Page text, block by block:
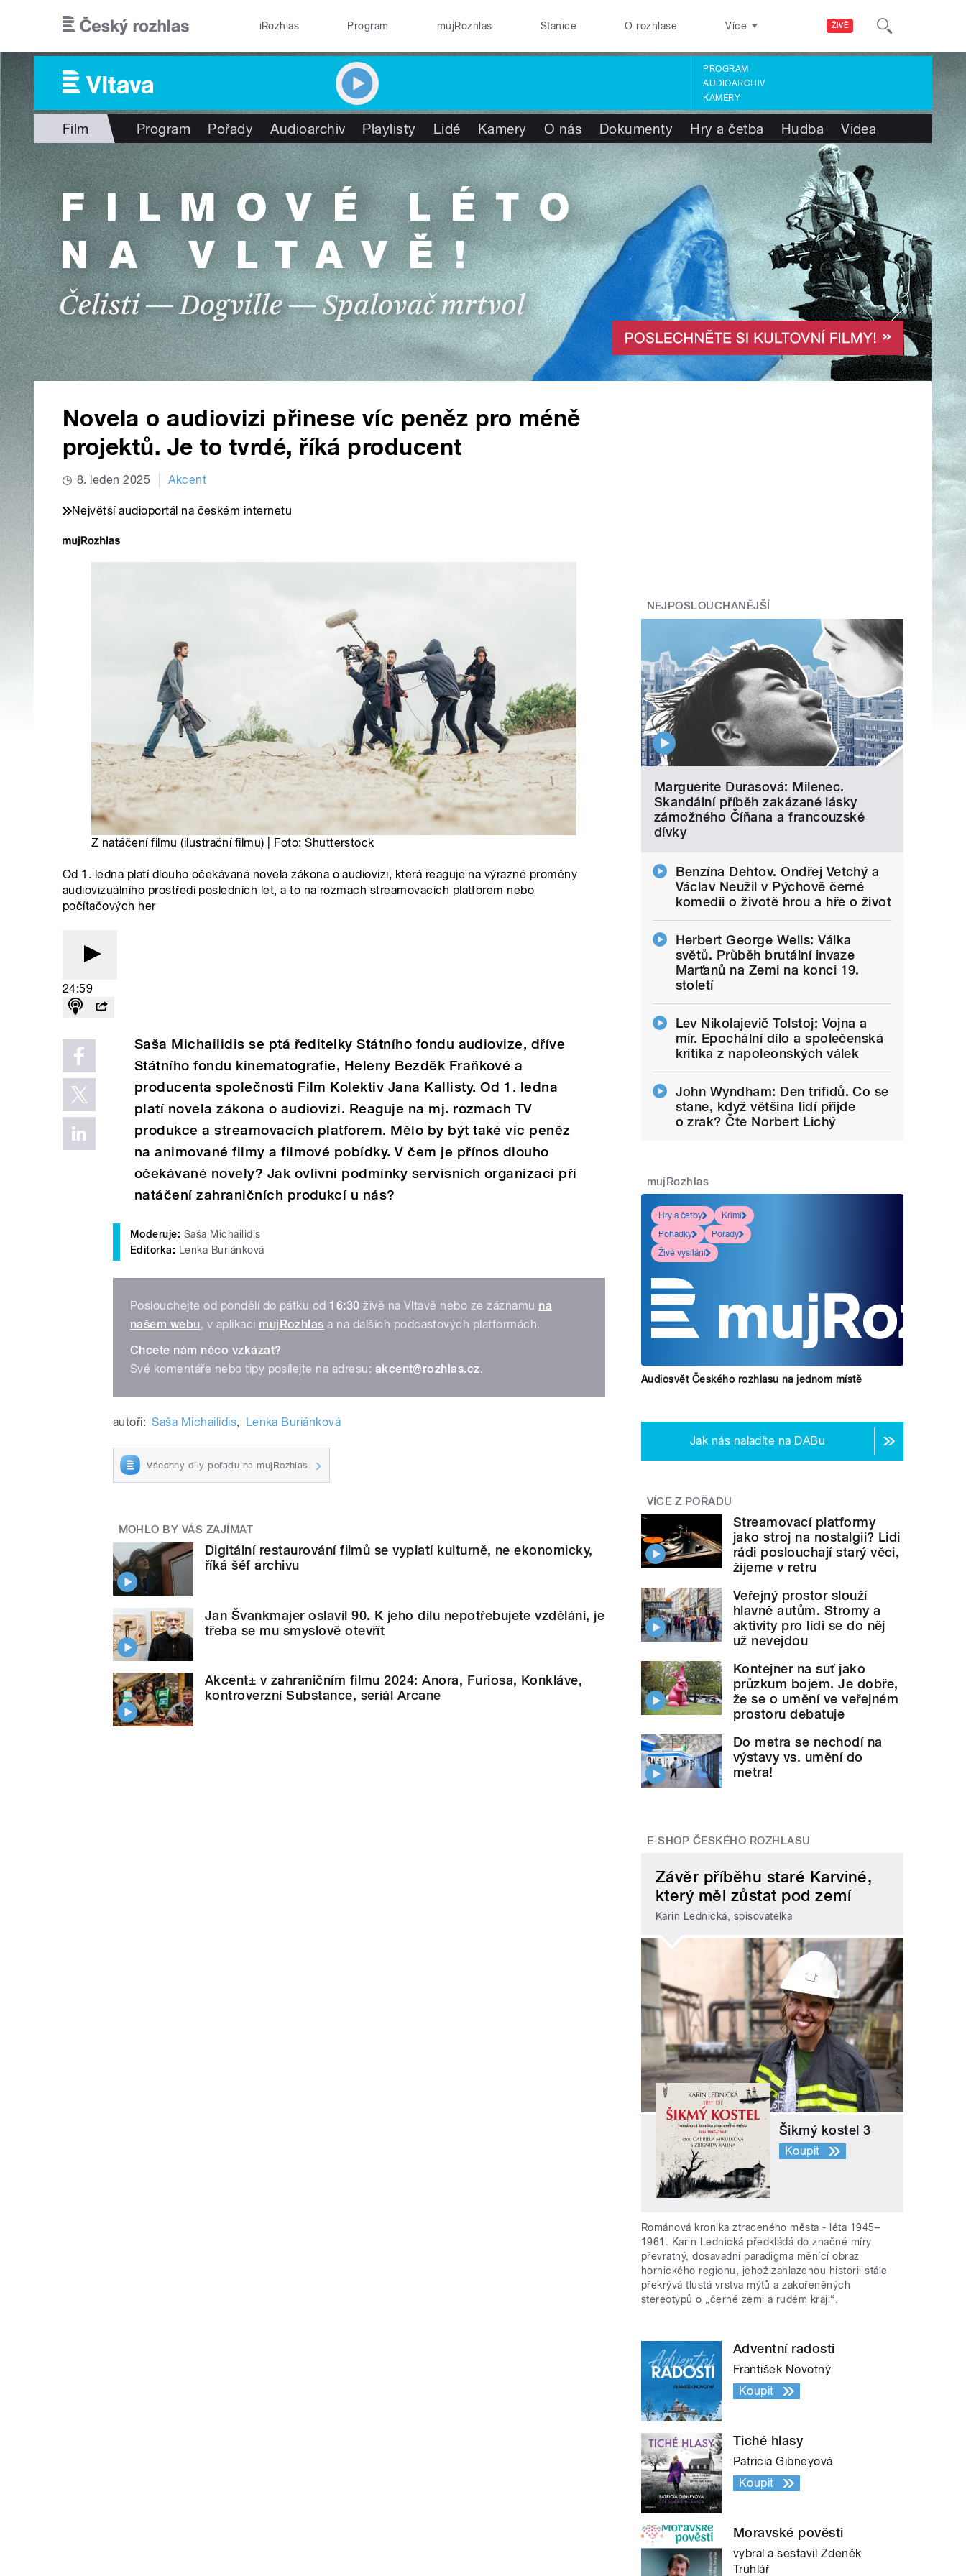
ŽIVĚ
iRozhlas Program mujRozhlas Stanice O rozhlase Více
PROGRAM
AUDIOARCHIV
KAMERY
Film Program Pořady Audioarchiv Playlisty Lidé Kamery O nás Dokumenty Hry a četba Hudba Videa
Novela o audiovizi přinese víc peněz pro méně
projektů. Je to tvrdé, říká producent
8. leden 2025 Akcent
Největší audioportál na českém internetu
Z natáčení filmu (ilustrační filmu) | Foto: Shutterstock
Od 1. ledna platí dlouho očekávaná novela zákona o audiovizi, která reaguje na výrazné proměny
audiovizuálního prostředí posledních let, a to na rozmach streamovacích platforem nebo
počítačových her
24:59
Saša Michailidis se ptá ředitelky Státního fondu audiovize, dříve
Státního fondu kinematografie, Heleny Bezděk Fraňkové a
producenta společnosti Film Kolektiv Jana Kallisty. Od 1. ledna
platí novela zákona o audiovizi. Reaguje na mj. rozmach TV
produkce a streamovacích platforem. Mělo by být také víc peněz
na animované filmy a filmové pobídky. V čem je přínos dlouho
očekávané novely? Jak ovlivní podmínky servisních organizací při
natáčení zahraničních produkcí u nás?
Moderuje: Saša Michailidis
Editorka: Lenka Buriánková
Poslouchejte od pondělí do pátku od 16:30 živě na Vltavě nebo ze záznamu na
našem webu, v aplikaci mujRozhlas a na dalších podcastových platformách.
Chcete nám něco vzkázat?
Své komentáře nebo tipy posílejte na adresu: akcent@rozhlas.cz.
autoři: Saša Michailidis, Lenka Buriánková
Všechny díly pořadu na mujRozhlas
MOHLO BY VÁS ZAJÍMAT
Digitální restaurování filmů se vyplatí kulturně, ne ekonomicky,
říká šéf archivu
Jan Švankmajer oslavil 90. K jeho dílu nepotřebujete vzdělání, je
třeba se mu smyslově otevřít
Akcent± v zahraničním filmu 2024: Anora, Furiosa, Konkláve,
kontroverzní Substance, seriál Arcane
NEJPOSLOUCHANĚJŠÍ
Marguerite Durasová: Milenec.
Skandální příběh zakázané lásky
zámožného Číňana a francouzské
dívky
Benzína Dehtov. Ondřej Vetchý a
Václav Neužil v Pýchově černé
komedii o životě hrou a hře o život
Herbert George Wells: Válka
světů. Průběh brutální invaze
Marťanů na Zemi na konci 19.
století
Lev Nikolajevič Tolstoj: Vojna a
mír. Epochální dílo a společenská
kritika z napoleonských válek
John Wyndham: Den trifidů. Co se
stane, když většina lidí přijde
o zrak? Čte Norbert Lichý
mujRozhlas
Hry a četby
Krimi
Pohádky
Pořady
Živé vysílání
Audiosvět Českého rozhlasu na jednom místě
Jak nás naladíte na DABu
VÍCE Z POŘADU
Streamovací platformy
jako stroj na nostalgii? Lidi
rádi poslouchají starý věci,
žijeme v retru
Veřejný prostor slouží
hlavně autům. Stromy a
aktivity pro lidi se do něj
už nevejdou
Kontejner na suť jako
průzkum bojem. Je dobře,
že se o umění ve veřejném
prostoru debatuje
Do metra se nechodí na
výstavy vs. umění do
metra!
E-SHOP ČESKÉHO ROZHLASU
Závěr příběhu staré Karviné,
který měl zůstat pod zemí
Karin Lednická, spisovatelka
Šikmý kostel 3
Koupit
Románová kronika ztraceného města - léta 1945–
1961. Karin Lednická předkládá do značné míry
převratný, dosavadní paradigma měnící obraz
hornického regionu, jehož zahlazenou historii stále
překrývá tlustá vrstva mýtů a zakořeněných
stereotypů o „černé zemi a rudém kraji“.
Adventní radosti
František Novotný
Koupit
Tiché hlasy
Patricia Gibneyová
Koupit
Moravské pověsti
vybral a sestavil Zdeněk
Truhlář